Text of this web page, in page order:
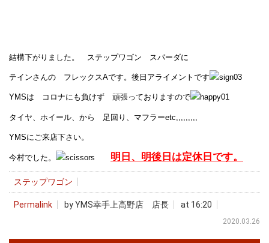
結構下がりました。 ステップワゴン スパーダに
テインさんの フレックスAです。後日アライメントです
YMSは コロナにも負けず 頑張っておりますので
タイヤ、ホイール、から 足回り、マフラーetc,,,,,,,,,
YMSにご来店下さい。
今村でした。 明日、明後日は定休日です。
ステップワゴン
Permalink by YMS幸手上高野店 店長 at 16:20
2020.03.26